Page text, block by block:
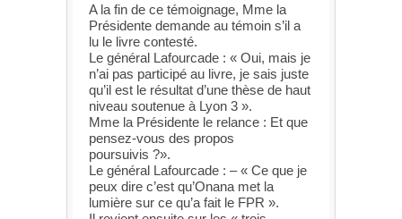
A la fin de ce témoignage, Mme la
Présidente demande au témoin s’il a
lu le livre contesté.
Le général Lafourcade : « Oui, mais je
n’ai pas participé au livre, je sais juste
qu’il est le résultat d’une thèse de haut
niveau soutenue à Lyon 3 ».
Mme la Présidente le relance : Et que
pensez-vous des propos
poursuivis ?».
Le général Lafourcade : – « Ce que je
peux dire c’est qu’Onana met la
lumière sur ce qu’a fait le FPR ».